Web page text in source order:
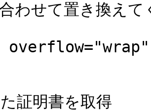
わせて置き換えて
証明書を取得